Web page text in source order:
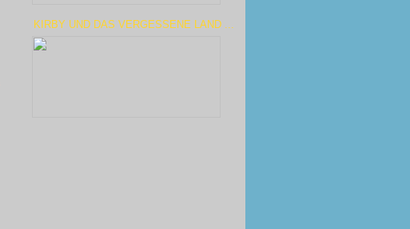
KIRBY UND DAS VERGESSENE LAND ...